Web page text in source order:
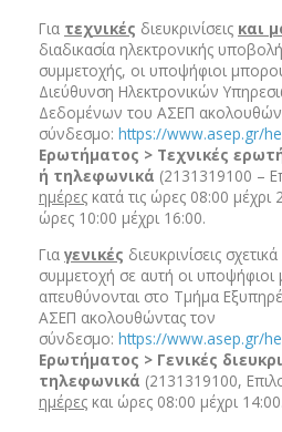
Για τεχνικές διευκρινίσεις και
διαδικασία ηλεκτρονικής
συμμετοχής, οι υποψήφιοι
Διεύθυνση Ηλεκτρονικών
Δεδομένων του ΑΣΕΠ
σύνδεσμο: https://www.asep.gr/
Ερωτήματος > Τεχνικές
ή τηλεφωνικά (2131319100 –
ημέρες κατά τις ώρες 08:00 μέχρι
ώρες 10:00 μέχρι 16:00.
Για γενικές διευκρινίσεις
συμμετοχή σε αυτή οι
απευθύνονται στο Τμήμα
ΑΣΕΠ ακολουθώντας τον
σύνδεσμο: https://www.asep.gr/
Ερωτήματος > Γενικές
τηλεφωνικά (2131319100,
ημέρες και ώρες 08:00 μέχρι 14:00.